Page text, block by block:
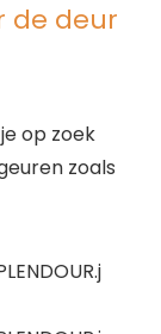
de deur
op zoek
zoals